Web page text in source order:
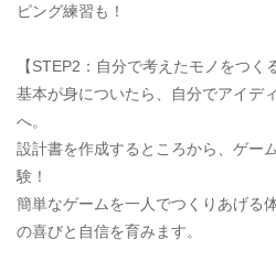
ピング練習も！
【STEP2：自分で考えたモノをつく
基本が身についたら、自分でアイデ
へ。
設計書を作成するところから、ゲー
験！
簡単なゲームを一人でつくりあげる
の喜びと自信を育みます。